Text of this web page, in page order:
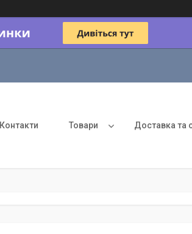
Контакти Товари Доставка та